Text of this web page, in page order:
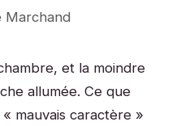
Marchand
et la moindre
allumée. Ce que
mauvais caractère »